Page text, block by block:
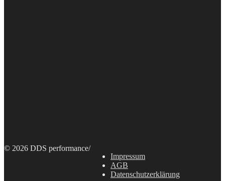
© 2026 DDS performance/
Impressum
AGB
Datenschutzerklärung